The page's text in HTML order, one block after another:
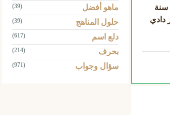
ينفق الأموال والأشياء المادية ببذخ على عشيقته التي تكون أصغر منه بكثير بأكثر من 20 سنة
دادي
ماهو أفضل (39)
حلول المناهج (39)
دلع اسم (617)
بحرف (214)
سؤال وجواب (971)